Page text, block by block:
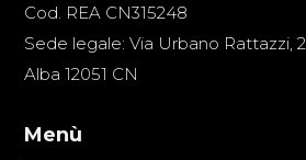
Cod. REA CN315248
Sede legale: Via Urbano Rattazzi, 2
Alba 12051 CN
Menù